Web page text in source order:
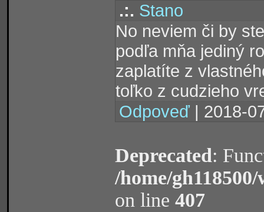
.:. Stano
No neviem či by
podľa mňa jediný
zaplatíte z
toľko z cudzieho
Odpoveď | 2018-
Deprecated:
/home/
on line 407